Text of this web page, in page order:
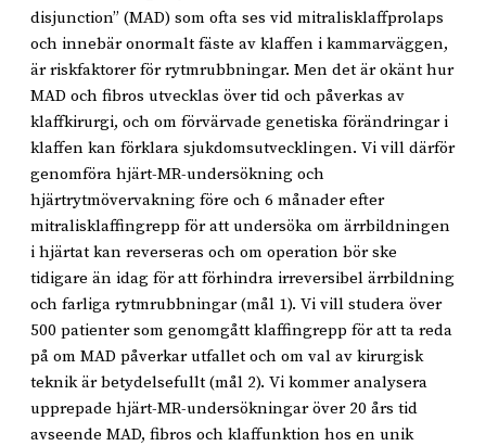
disjunction” (MAD) som ofta ses vid mitralisklaffprolaps
och innebär onormalt fäste av klaffen i kammarväggen,
är riskfaktorer för rytmrubbningar. Men det är okänt hur
MAD och fibros utvecklas över tid och påverkas av
klaffkirurgi, och om förvärvade genetiska förändringar i
klaffen kan förklara sjukdomsutvecklingen. Vi vill därför
genomföra hjärt-MR-undersökning och
hjärtrytmövervakning före och 6 månader efter
mitralisklaffingrepp för att undersöka om ärrbildningen
i hjärtat kan reverseras och om operation bör ske
tidigare än idag för att förhindra irreversibel ärrbildning
och farliga rytmrubbningar (mål 1). Vi vill studera över
500 patienter som genomgått klaffingrepp för att ta reda
på om MAD påverkar utfallet och om val av kirurgisk
teknik är betydelsefullt (mål 2). Vi kommer analysera
upprepade hjärt-MR-undersökningar över 20 års tid
avseende MAD, fibros och klaffunktion hos en unik